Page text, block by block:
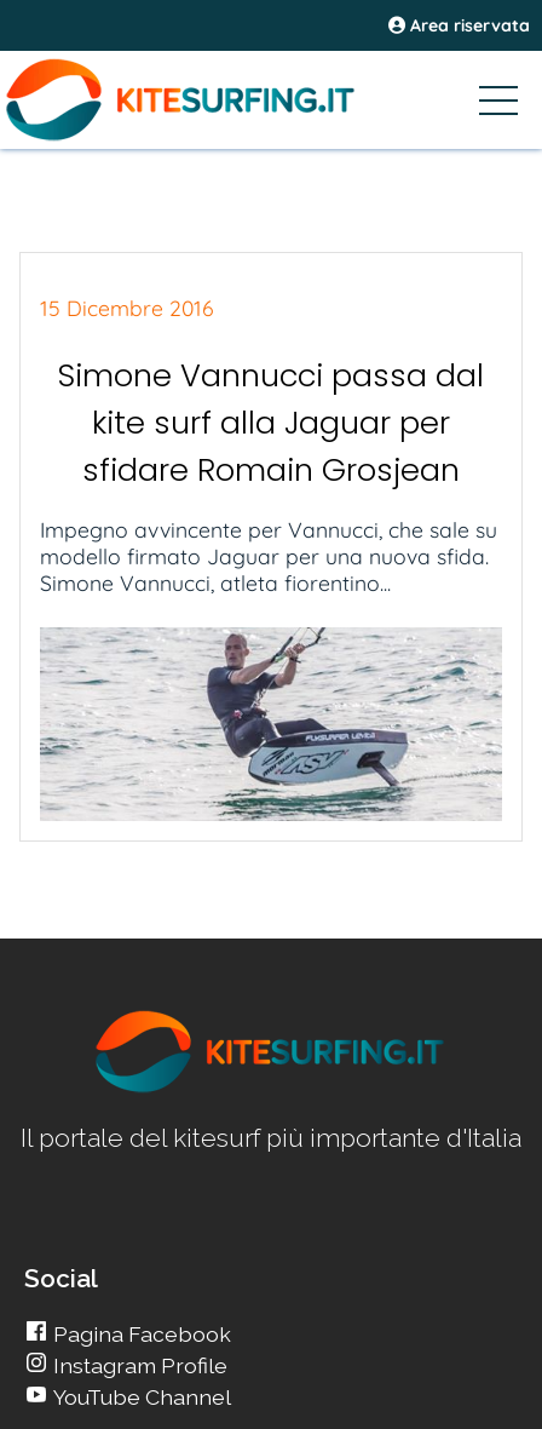
Area riservata
15 Dicembre 2016
Simone Vannucci passa dal
kite surf alla Jaguar per
sfidare Romain Grosjean
Impegno avvincente per Vannucci, che sale su
modello firmato Jaguar per una nuova sfida.
Simone Vannucci, atleta fiorentino...
Il portale del kitesurf più importante d'Italia
Social
Pagina Facebook
Instagram Profile
YouTube Channel